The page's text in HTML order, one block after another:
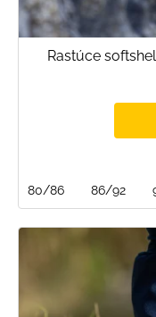
Rastúce
80/86 86/92